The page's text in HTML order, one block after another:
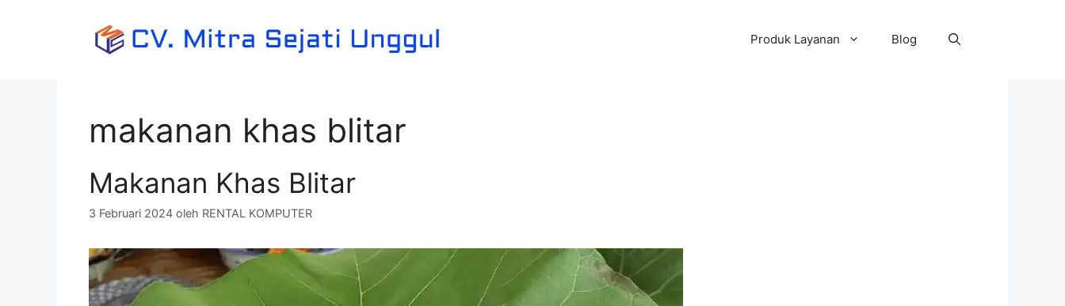
Produk Layanan Blog
makanan khas blitar
Makanan Khas Blitar
3 Februari 2024 oleh RENTAL KOMPUTER